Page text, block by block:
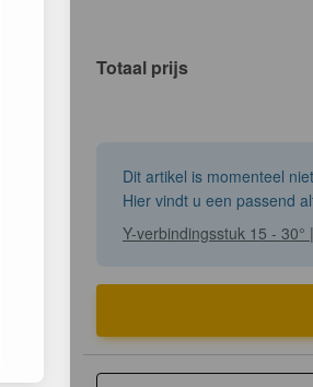
Totaal prijs
Dit artikel is momenteel
Hier vindt u een passend
Y-verbindingsstuk 15 - 30°